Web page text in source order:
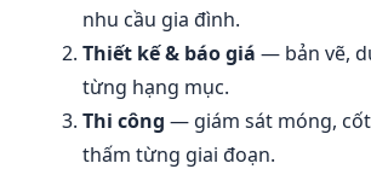
nhu cầu gia đình.
Thiết kế & báo giá — bản vẽ,
từng hạng mục.
Thi công — giám sát móng,
thấm từng giai đoạn.